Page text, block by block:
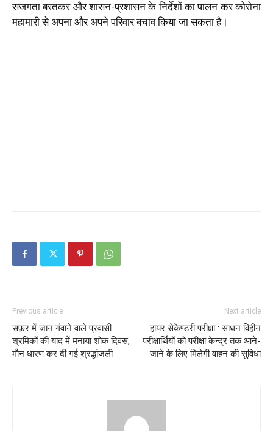
सजगता बरतकर और शासन-प्रशासन के निर्देशों का पालन कर कोरोना
महामारी से अपना और अपने परिवार बचाव किया जा सकता है।
Previous article
सफ़र में जान गंवाने वाले प्रवासी
श्रमिकों की याद में मनाया शोक दिवस,
मौन धारण कर दी गई श्रद्धांजली
Next article
हायर सेकेण्डरी परीक्षा : साधन विहीन
परीक्षार्थियों को परीक्षा केन्द्र तक आने-
जाने के लिए मिलेगी वाहन की सुविधा